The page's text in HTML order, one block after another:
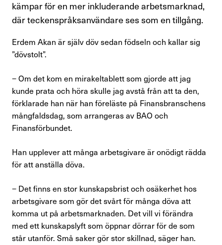
Pension
Rättshjälp
Sjukskrivning
Söka jobb
Press & opinion
Förtroendevald
kämpar för en mer inkluderande arbetsmarknad,
där teckenspråksanvändare ses som en tillgång.
Erdem Akan är själv döv sedan födseln och kallar sig
”dövstolt”.
− Om det kom en mirakeltablett som gjorde att jag
kunde prata och höra skulle jag avstå från att ta den,
förklarade han när han föreläste på Finansbranschens
mångfaldsdag, som arrangeras av BAO och
Finansförbundet.
Han upplever att många arbetsgivare är onö­digt rädda
för att anställa döva.
− Det finns en stor kunskapsbrist och osä­kerhet hos
arbetsgivare som gör det svårt för många döva att
komma ut på arbetsmarkna­den. Det vill vi förändra
med ett kunskapslyft som öppnar dörrar för de som
står utanför. Små saker gör stor skillnad, säger han.